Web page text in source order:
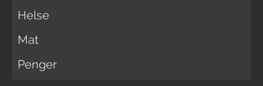
Helse
Mat
Penger